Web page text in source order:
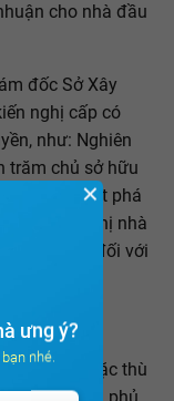
cho nhà đầu
đốc Sở Xây
nghị cấp có
như: Nghiên
trăm chủ sở hữu
thống nhất phá
qua hội nghị nhà
phá dỡ đối với
dỡ...
sách đặc thù
tướng Chính phủ
✕
ưng ý?
nhé.